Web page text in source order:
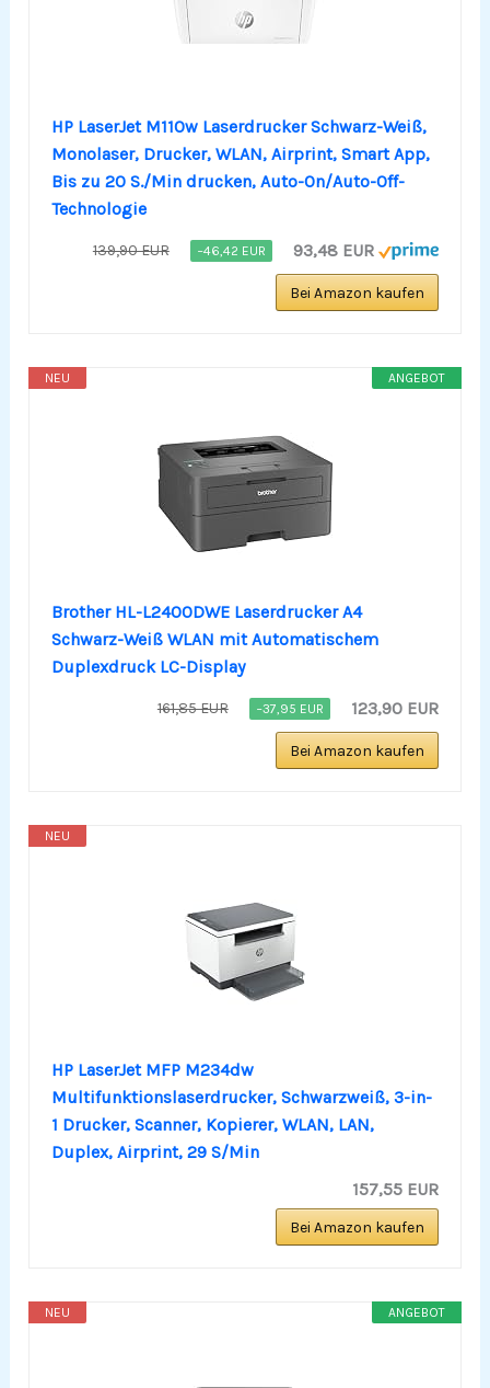
HP LaserJet M110w Laserdrucker Schwarz-Weiß,
Monolaser, Drucker, WLAN, Airprint, Smart App,
Bis zu 20 S./Min drucken, Auto-On/Auto-Off-
Technologie
139,90 EUR −46,42 EUR 93,48 EUR
Bei Amazon kaufen
ANGEBOT
NEU
Brother HL-L2400DWE Laserdrucker A4
Schwarz-Weiß WLAN mit Automatischem
Duplexdruck LC-Display
161,85 EUR −37,95 EUR 123,90 EUR
Bei Amazon kaufen
NEU
HP LaserJet MFP M234dw
Multifunktionslaserdrucker, Schwarzweiß, 3-in-
1 Drucker, Scanner, Kopierer, WLAN, LAN,
Duplex, Airprint, 29 S/Min
157,55 EUR
Bei Amazon kaufen
ANGEBOT
NEU